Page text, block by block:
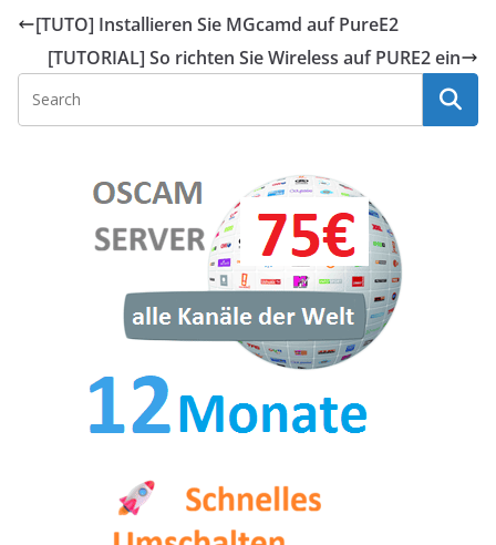
[TUTO] Installieren Sie MGcamd auf PureE2
[TUTORIAL] So richten Sie Wireless auf PURE2 ein